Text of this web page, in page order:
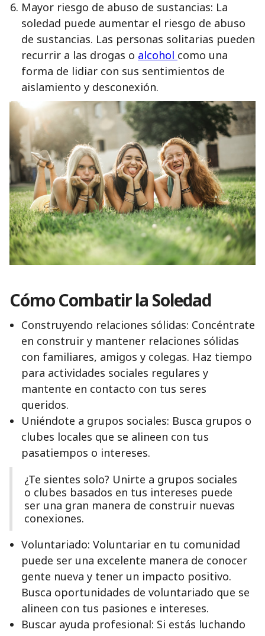
Mayor riesgo de abuso de sustancias: La
soledad puede aumentar el riesgo de abuso
de sustancias. Las personas solitarias pueden
recurrir a las drogas o alcohol como una
forma de lidiar con sus sentimientos de
aislamiento y desconexión.
Cómo Combatir la Soledad
Construyendo relaciones sólidas: Concéntrate
en construir y mantener relaciones sólidas
con familiares, amigos y colegas. Haz tiempo
para actividades sociales regulares y
mantente en contacto con tus seres
queridos.
Uniéndote a grupos sociales: Busca grupos o
clubes locales que se alineen con tus
pasatiempos o intereses.
¿Te sientes solo? Unirte a grupos sociales
o clubes basados en tus intereses puede
ser una gran manera de construir nuevas
conexiones.
Voluntariado: Voluntariar en tu comunidad
puede ser una excelente manera de conocer
gente nueva y tener un impacto positivo.
Busca oportunidades de voluntariado que se
alineen con tus pasiones e intereses.
Buscar ayuda profesional: Si estás luchando